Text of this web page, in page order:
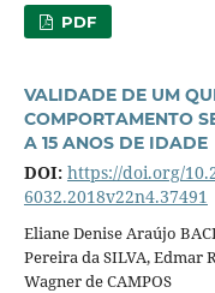
PDF
VALIDADE DE UM
COMPORTAMENTO
A 15 ANOS DE IDADE
DOI: https://doi.org/
6032.2018v22n4.37491
Eliane Denise Araújo
Pereira da SILVA, Edmar
Wagner de CAMPOS